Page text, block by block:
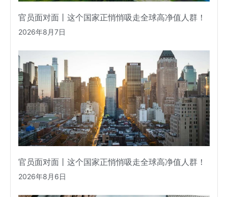
官员面对面丨这个国家正悄悄吸走全球高净值人群！
2026年8月7日
官员面对面丨这个国家正悄悄吸走全球高净值人群！
2026年8月6日